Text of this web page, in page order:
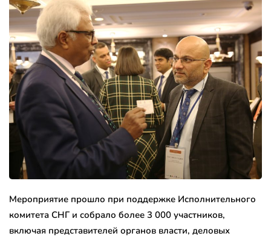
Мероприятие прошло при поддержке Исполнительного
комитета СНГ и собрало более 3 000 участников,
включая представителей органов власти, деловых